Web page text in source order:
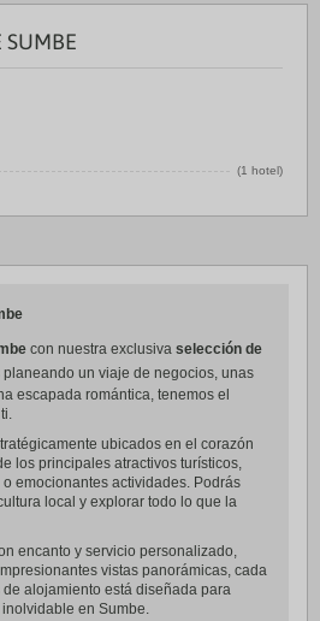
SUMBE
(1 hotel)
con nuestra exclusiva selección de
planeando un viaje de negocios, unas
escapada romántica, tenemos el
ubicados en el corazón
los principales atractivos turísticos,
emocionantes actividades. Podrás
local y explorar todo lo que la
encanto y servicio personalizado,
vistas panorámicas, cada
alojamiento está diseñada para
en Sumbe.